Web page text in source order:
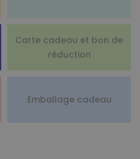
plus à ce sujet,
Carte cadeau et bon de
réduction
Emballage cadeau